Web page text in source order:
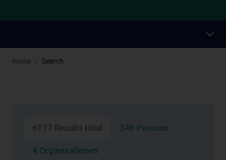
Home Search
6177 Results total 346 Persons
4 Organisationen